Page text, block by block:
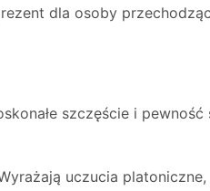
dla osoby
szczęście i
uczucia